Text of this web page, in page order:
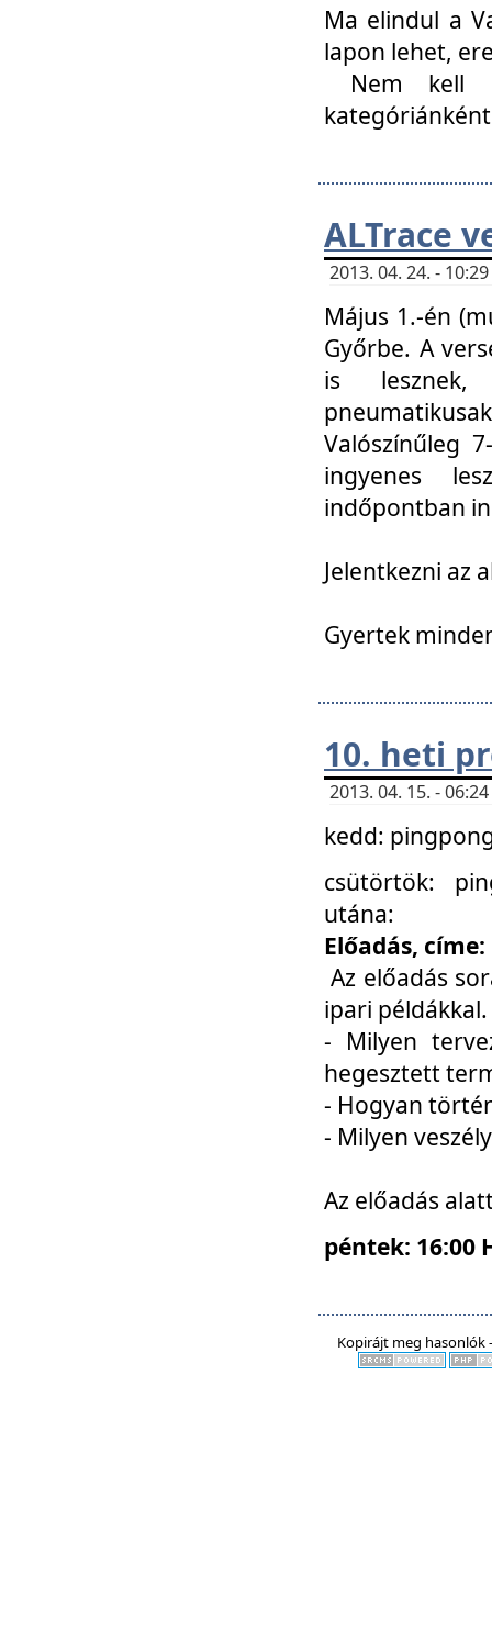
Ma elindul a
lapon lehet,
Nem kell
ALTrace
2013. 04. 24. -
Május 1.-én
Győrbe. A
is lesznek,
Valószínűleg
ingyenes
indőpontban
Jelentkezni az
Gyertek
10. heti
2013. 04. 15. -
kedd:
csütörtök:
utána:
Előadás,
Az előadás
ipari
- Milyen
hegesztett
- Hogyan
- Milyen
Az előadás
péntek: 16:00
Kopirájt meg hasonlók